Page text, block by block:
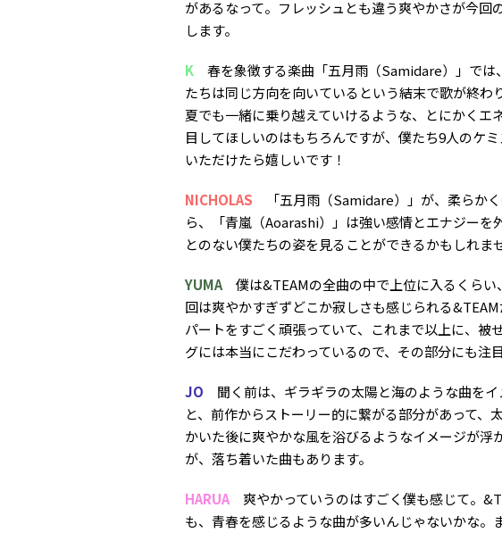
があるなって。フレッシュとも違う爽やかさが今回
します。
K 春を象徴する楽曲「五月雨（Samidare）」では
たちは同じ方向を向いているという結末で歌が終わ
夏でも一緒に乗り越えていけるような、とにかくエ
目してほしいのはもちろんですが、僕たち9人のケ
いただけたら嬉しいです！
NICHOLAS 「五月雨（Samidare）」が、柔らか
ら、「青嵐（Aoarashi）」は強い感情とエナジーを
とのない僕たちの姿を見ることができるかもしれま
YUMA 僕は&TEAMの全曲の中で上位に入るくら
回は爽やかすぎずどこか寂しさも感じられる
パートをすごく頑張っていて、これまで以上に、被
グには本当にこだわっているので、その部分にも注
JO 聞く前は、ギラギラの太陽と海のような曲を
と、前作からストーリー的に繋がる部分があって、
かいた後に爽やかな風を浴びるようなイメージが浮
が、落ち着いた曲もあります。
HARUA 爽やかっていうのはすごく僕も感じて。
も、青春を感じるような曲が多いんじゃないかな。